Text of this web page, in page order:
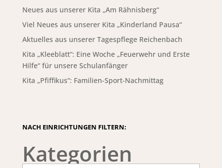
Neues aus unserer Kita „Am Rähnisberg“
Viel Neues aus unserer Kita „Kinderland Pausa“
Aktuelles aus unserer Tagespflege Reichenbach
Kita „Kleeblatt“: Eine Woche „Feuerwehr und Erste
Hilfe“ für unsere Schulanfänger
Kita „Pfiffikus“: Familien-Sport-Nachmittag
NACH EINRICHTUNGEN FILTERN:
Kategorien